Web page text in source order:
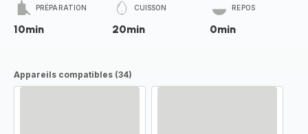
PRÉPARATION
10min
CUISSON
20min
REPOS
0min
Appareils compatibles (34)